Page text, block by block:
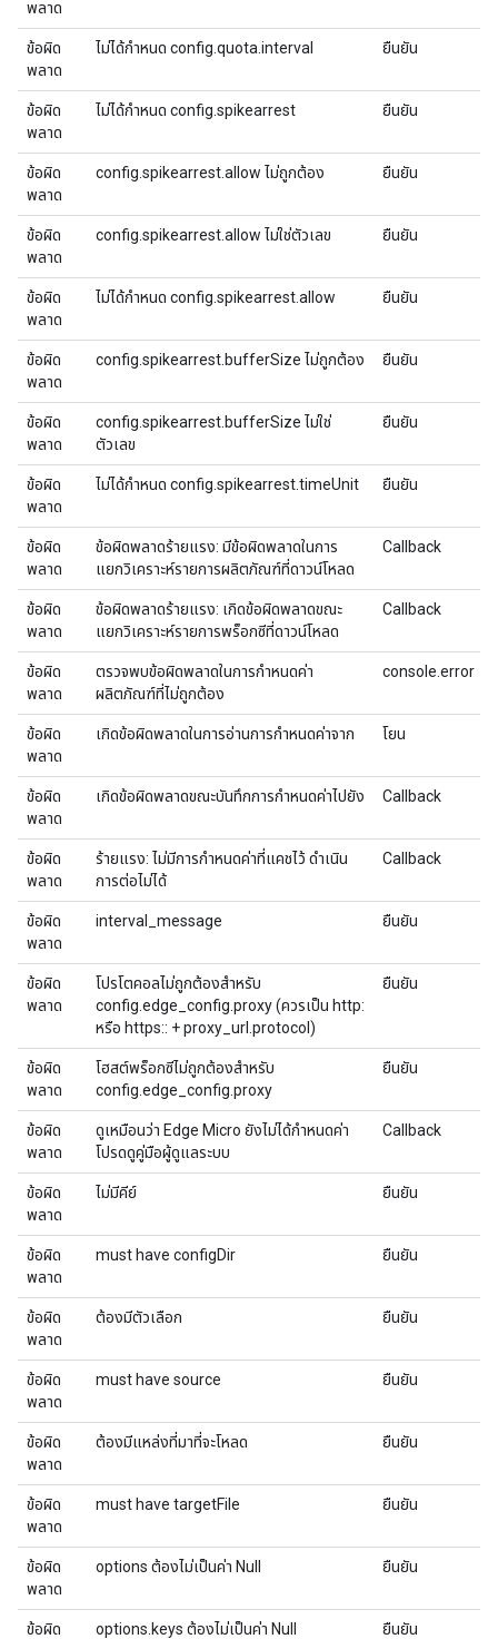
พลาด
ข้อผิด
พลาด
ไม่ได้กําหนด config.quota.interval ยืนยัน
ข้อผิด
พลาด
ไม่ได้กําหนด config.spikearrest ยืนยัน
ข้อผิด
พลาด
config.spikearrest.allow ไม่ถูกต้อง ยืนยัน
ข้อผิด
พลาด
config.spikearrest.allow ไม่ใช่ตัวเลข ยืนยัน
ข้อผิด
พลาด
ไม่ได้กําหนด config.spikearrest.allow ยืนยัน
ข้อผิด
พลาด
config.spikearrest.bufferSize ไม่ถูกต้อง ยืนยัน
ข้อผิด
พลาด
config.spikearrest.bufferSize ไม่ใช่
ตัวเลข
ยืนยัน
ข้อผิด
พลาด
ไม่ได้กําหนด config.spikearrest.timeUnit ยืนยัน
ข้อผิด
พลาด
ข้อผิดพลาดร้ายแรง: มีข้อผิดพลาดในการ
แยกวิเคราะห์รายการผลิตภัณฑ์ที่ดาวน์โหลด
Callback
ข้อผิด
พลาด
ข้อผิดพลาดร้ายแรง: เกิดข้อผิดพลาดขณะ
แยกวิเคราะห์รายการพร็อกซีที่ดาวน์โหลด
Callback
ข้อผิด
พลาด
ตรวจพบข้อผิดพลาดในการกำหนดค่า
ผลิตภัณฑ์ที่ไม่ถูกต้อง
console.error
ข้อผิด
พลาด
เกิดข้อผิดพลาดในการอ่านการกําหนดค่าจาก โยน
ข้อผิด
พลาด
เกิดข้อผิดพลาดขณะบันทึกการกําหนดค่าไปยัง Callback
ข้อผิด
พลาด
ร้ายแรง: ไม่มีการกำหนดค่าที่แคชไว้ ดำเนิน
การต่อไม่ได้
Callback
ข้อผิด
พลาด
interval_message ยืนยัน
ข้อผิด
พลาด
โปรโตคอลไม่ถูกต้องสำหรับ
config.edge_config.proxy (ควรเป็น http:
หรือ https:: + proxy_url.protocol)
ยืนยัน
ข้อผิด
พลาด
โฮสต์พร็อกซีไม่ถูกต้องสำหรับ
config.edge_config.proxy
ยืนยัน
ข้อผิด
พลาด
ดูเหมือนว่า Edge Micro ยังไม่ได้กําหนดค่า
โปรดดูคู่มือผู้ดูแลระบบ
Callback
ข้อผิด
พลาด
ไม่มีคีย์ ยืนยัน
ข้อผิด
พลาด
must have configDir ยืนยัน
ข้อผิด
พลาด
ต้องมีตัวเลือก ยืนยัน
ข้อผิด
พลาด
must have source ยืนยัน
ข้อผิด
พลาด
ต้องมีแหล่งที่มาที่จะโหลด ยืนยัน
ข้อผิด
พลาด
must have targetFile ยืนยัน
ข้อผิด
พลาด
options ต้องไม่เป็นค่า Null ยืนยัน
ข้อผิด
options.keys ต้องไม่เป็นค่า Null ยืนยัน